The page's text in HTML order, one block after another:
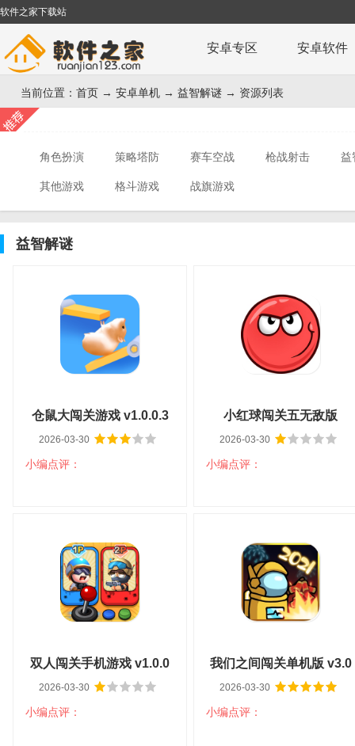
软件之家下载站
安卓专区 安卓软件
当前位置： 首页 → 安卓单机 → 益智解谜 → 资源列表
角色扮演 策略塔防 赛车空战 枪战射击 益
其他游戏 格斗游戏 战旗游戏
益智解谜
仓鼠大闯关游戏 v1.0.0.3
2026-03-30
小编点评：
大小：50.4M
平台：安卓
分类：益智解谜
语言：中文
查看详情
小红球闯关五无敌版
v1.3.25
2026-03-30
小编点评：
v1.3.25
大小：56.3M
平台：安卓
分类：益智解谜
语言：中文
查看详情
双人闯关手机游戏 v1.0.0
2026-03-30
小编点评：
我们之间闯关单机版 v3.0
2026-03-30
小编点评：